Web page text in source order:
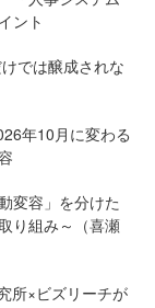
ント
では醸成されな
年10月に変わる
変容」を分けた
り組み～（喜瀬
所×ビズリーチが